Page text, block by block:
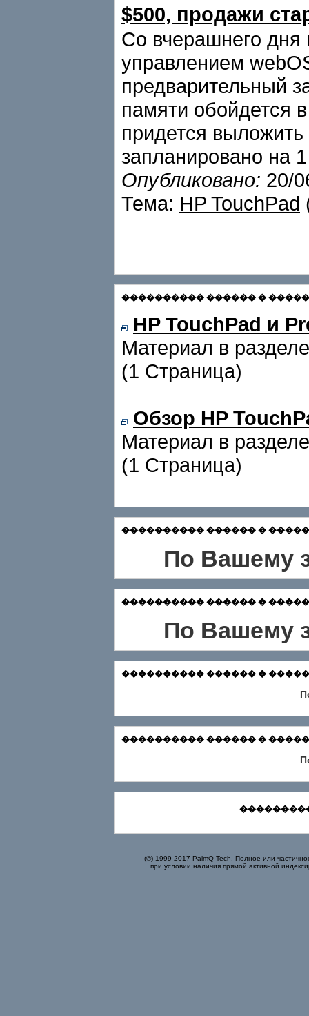
$500, продажи
Со вчерашнего дня
управлением
предварительный
памяти обойдется
придется
запланировано на
Опубликовано: 20/
Тема: HP TouchPad
���������� ������ � �������
HP TouchPad и
Материал в
(1 Страница)
Обзор HP
Материал в
(1 Страница)
���������� ������ � �������
По Вашему
���������� ������ � �������
По Вашему
���������� ������ � �������
���������� ������ �
(©) 1999-2017 PalmQ Tech. Полное или
при условии наличия прямой активной